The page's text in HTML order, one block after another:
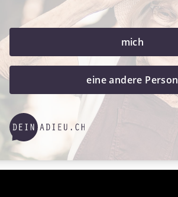
mich
eine andere Person